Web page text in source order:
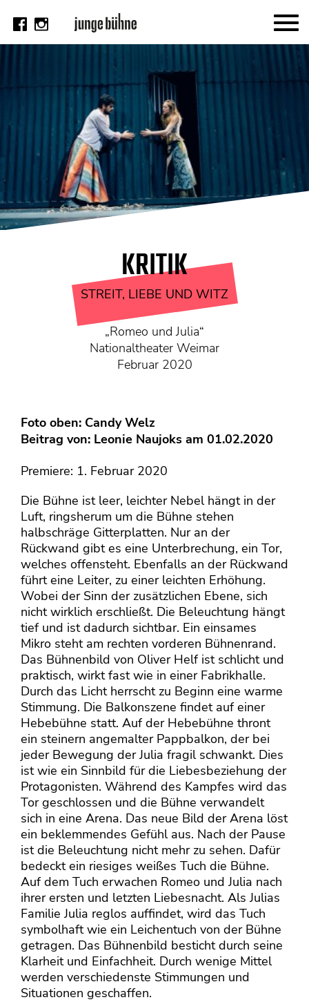
DAS HEFT
Aktuelles Heft
Alle Hefte
KONTAKT
KRITIK
STREIT, LIEBE UND WITZ
„Romeo und Julia“
Nationaltheater Weimar
Februar 2020
Foto oben: Candy Welz
Beitrag von: Leonie Naujoks am 01.02.2020
Premiere: 1. Februar 2020
Die Bühne ist leer, leichter Nebel hängt in der
Luft, ringsherum um die Bühne stehen
halbschräge Gitterplatten. Nur an der
Rückwand gibt es eine Unterbrechung, ein Tor,
welches offensteht. Ebenfalls an der Rückwand
führt eine Leiter, zu einer leichten Erhöhung.
Wobei der Sinn der zusätzlichen Ebene, sich
nicht wirklich erschließt. Die Beleuchtung hängt
tief und ist dadurch sichtbar. Ein einsames
Mikro steht am rechten vorderen Bühnenrand.
Das Bühnenbild von Oliver Helf ist schlicht und
praktisch, wirkt fast wie in einer Fabrikhalle.
Durch das Licht herrscht zu Beginn eine warme
Stimmung. Die Balkonszene findet auf einer
Hebebühne statt. Auf der Hebebühne thront
ein steinern angemalter Pappbalkon, der bei
jeder Bewegung der Julia fragil schwankt. Dies
ist wie ein Sinnbild für die Liebesbeziehung der
Protagonisten. Während des Kampfes wird das
Tor geschlossen und die Bühne verwandelt
sich in eine Arena. Das neue Bild der Arena löst
ein beklemmendes Gefühl aus. Nach der Pause
ist die Beleuchtung nicht mehr zu sehen. Dafür
bedeckt ein riesiges weißes Tuch die Bühne.
Auf dem Tuch erwachen Romeo und Julia nach
ihrer ersten und letzten Liebesnacht. Als Julias
Familie Julia reglos auffindet, wird das Tuch
symbolhaft wie ein Leichentuch von der Bühne
getragen. Das Bühnenbild besticht durch seine
Klarheit und Einfachheit. Durch wenige Mittel
werden verschiedenste Stimmungen und
Situationen geschaffen.